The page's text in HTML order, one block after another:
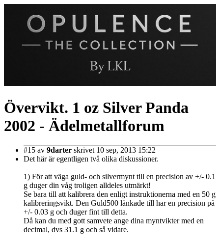
Övervikt. 1 oz Silver Panda
2002 - Ädelmetallforum
#15 av 9darter skrivet 10 sep, 2013 15:22
Det här är egentligen två olika diskussioner.
1) För att väga guld- och silvermynt till en precision av +/- 0.1
g duger din våg troligen alldeles utmärkt!
Se bara till att kalibrera den enligt instruktionerna med en 50 g
kalibreringsvikt. Den Guld500 länkade till har en precision på
+/- 0.03 g och duger fint till detta.
Då kan du med gott samvete ange dina myntvikter med en
decimal, dvs 31.1 g och så vidare.